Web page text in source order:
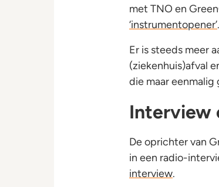
met TNO en
‘instrumentopener’.
Er is steeds meer
(ziekenhuis)afval
die maar
Interview
De oprichter van
in een radio-
interview.